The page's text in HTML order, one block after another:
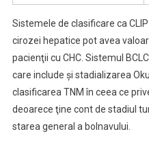
Sistemele de clasificare ca
cirozei hepatice pot avea
pacienţii cu CHC. Sistemul
care include şi stadializarea
clasificarea TNM în ceea ce
deoarece ţine cont de stadiul
starea general a bolnavului.